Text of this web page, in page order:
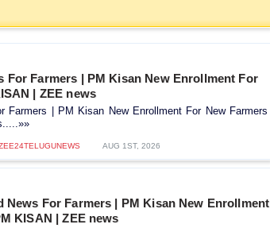
For Farmers | PM Kisan New Enrollment For
| ZEE news
Farmers | PM Kisan New Enrollment For New Farmers
AUG 1ST, 2026
News For Farmers | PM Kisan New Enrollment
KISAN | ZEE news